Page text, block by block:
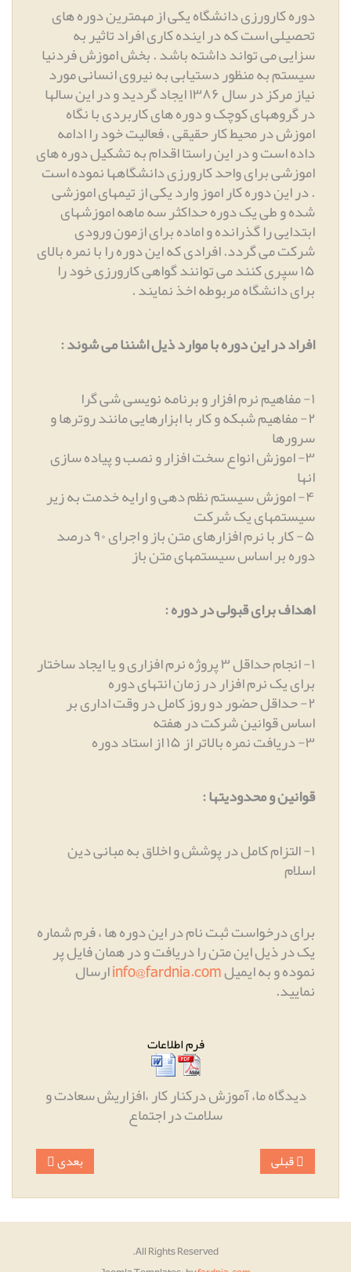
دوره کارورزی دانشگاه یکی از مهمترین دوره های
تحصیلی است که در اینده کاری افراد تاثیر به
سزایی می تواند داشته باشد.بخش اموزش فردنیا
سیستم به منظور دستیابی به نیروی انسانی مورد
نیاز مرکز در سال ۱۳۸۶ ایجاد گردید و در این سالها
در گروههای کوچک و دوره های کاربردی با نگاه
اموزش در محیط کار حقیقی ، فعالیت خود را ادامه
داده است و در این راستا اقدام به تشکیل دوره های
اموزشی برای واحد کارورزی دانشگاهها نموده است
.در این دوره کار اموز وارد یکی از تیمهای اموزشی
شده و طی یک دوره حداکثر سه ماهه اموزشهای
ابتدایی را گذرانده و اماده برای ازمون ورودی
شرکت می گردد.افرادی که این دوره را با نمره بالای
۱۵ سپری کنند می توانند گواهی کارورزی خود را
برای دانشگاه مربوطه اخذ نمایند.
افراد در این دوره با موارد ذیل اشننا می شوند:
۱-مفاهیم نرم افزار و برنامه نویسی شی گرا
۲-مفاهیم شبکه و کار با ابزارهایی مانند روترها و
سرورها
۳-اموزش انواع سخت افزار و نصب و پیاده سازی
انها
۴-اموزش سیستم نظم دهی و ارایه خدمت به زیر
سیستمهای یک شرکت
۵- کار با نرم افزارهای متن باز و اجرای ۹۰ درصد
دوره بر اساس سیستمهای متن باز
اهداف برای قبولی در دوره:
۱- انجام حداقل ۳ پروژه نرم افزاری و یا ایجاد ساختار
برای یک نرم افزار در زمان انتهای دوره
۲-حداقل حضور دو روز کامل در وقت اداری بر
اساس قوانین شرکت در هفته
۳-دریافت نمره بالاتر از ۱۵ از استاد دوره
قوانین و محدودیتها:
۱-التزام کامل در پوشش و اخلاق به مبانی دین
اسلام
برای درخواست ثبت نام در این دوره ها ، فرم شماره
یک در ذیل این متن را دریافت و در همان فایل پر
نموده و به ایمیلinfo@fardnia.comارسال
نمایید.
فرم اطلاعات
دیدگاه ما، آموزش درکنار کار ،افزاریش سعادت و
سلامت در اجتماع
قبلی بعدی
All Rights Reserved.